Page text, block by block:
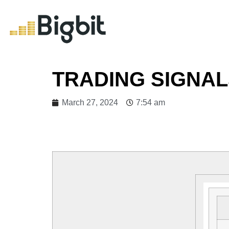
TRADING
March 27, 2024 7:54 am